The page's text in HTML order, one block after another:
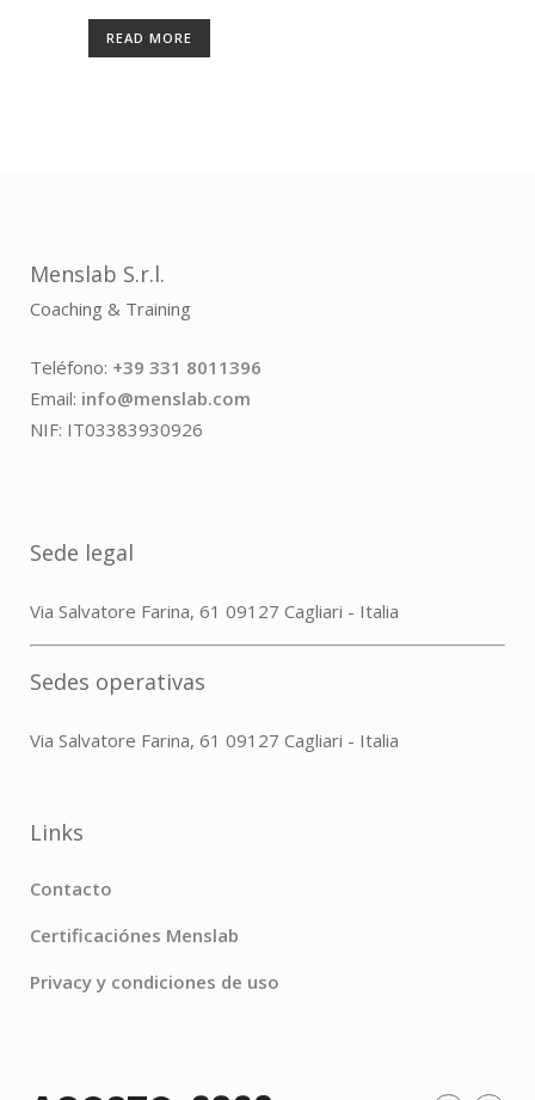
READ MORE
Menslab S.r.l.
Coaching & Training
Teléfono: +39 331 8011396
Email: info@menslab.com
NIF: IT03383930926
Sede legal
Via Salvatore Farina, 61 09127 Cagliari - Italia
Sedes operativas
Via Salvatore Farina, 61 09127 Cagliari - Italia
Links
Contacto
Certificaciónes Menslab
Privacy y condiciones de uso